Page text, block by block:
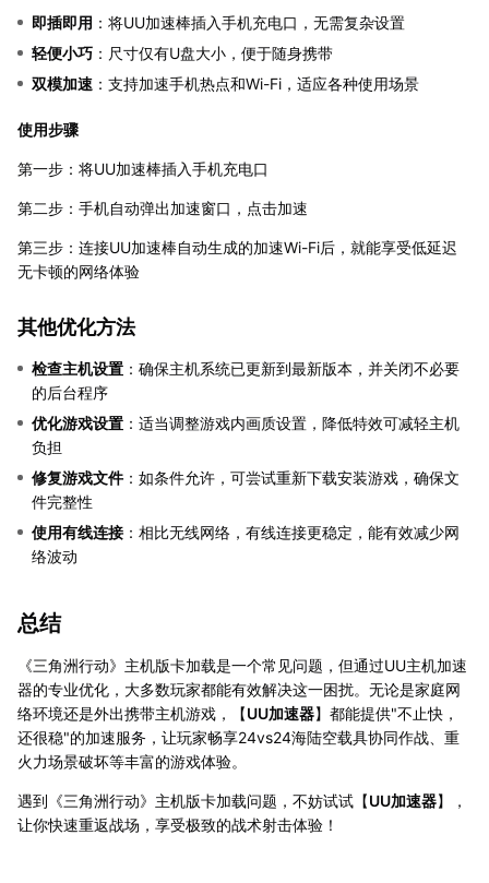
即插即用 ：将UU加速棒插入手机充电口，无需复杂设置
轻便小巧 ：尺寸仅有U盘大小，便于随身携带
双模加速 ：支持加速手机热点和Wi-Fi，适应各种使用场景
使用步骤
第一步：将UU加速棒插入手机充电口
第二步：手机自动弹出加速窗口，点击加速
第三步：连接UU加速棒自动生成的加速Wi-Fi后，就能享受低延迟
无卡顿的网络体验
其他优化方法
检查主机设置 ：确保主机系统已更新到最新版本，并关闭不必要
的后台程序
优化游戏设置 ：适当调整游戏内画质设置，降低特效可减轻主机
负担
修复游戏文件：如条件允许，可尝试重新下载安装游戏，确保文
件完整性
使用有线连接 ：相比无线网络，有线连接更稳定，能有效减少网
络波动
总结
《三角洲行动》主机版卡加载是一个常见问题，但通过UU主机加速
器的专业优化，大多数玩家都能有效解决这一困扰。无论是家庭网
络环境还是外出携带主机游戏，【UU加速器】都能提供"不止快，
还很稳"的加速服务，让玩家畅享24vs24海陆空载具协同作战、重
火力场景破坏等丰富的游戏体验。
遇到《三角洲行动》主机版卡加载问题，不妨试试【UU加速器】，
让你快速重返战场，享受极致的战术射击体验！